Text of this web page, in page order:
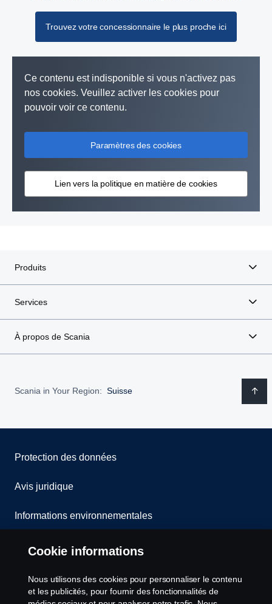
Trouvez votre concessionnaire le plus proche ici
Ce contenu est indisponible si vous n'activez pas
nos cookies. Veuillez activer les cookies pour
pouvoir voir ce contenu.
Paramètres des cookies
Lien vers la politique en matière de cookies
Produits
Services
À propos de Scania
Scania in Your Region: Suisse
Protection des données
Avis juridique
Informations environnementales
Whistleblowing
Contact
Cookie informations
Nous utilisons des cookies pour personnaliser le contenu
et les publicités, pour fournir des fonctionnalités de